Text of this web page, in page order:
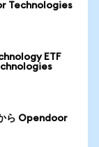
Technologies
ETF
ら Opendoor